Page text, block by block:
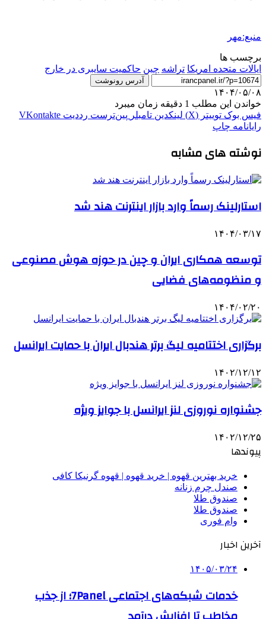
منبع:مهر
برچسب ها
ایالات متحده امریکا تراشه چین حاکمیت سایبری در خارج
آدرس رونوشت
۱۴۰۴/۰۵/۰۸
خواندن این مطلب 1 دقیقه زمان میبرد
فیس بوک توییتر (X) لینکدین ‫تامبلر ‫پین‌ترست ‫رددیت ‫VKontakte
رایانامه چاپ
نوشته های مشابه
استارلینک رسماً وارد بازار اینترنت هند شد
۱۴۰۴/۰۳/۱۷
توسعه همکاری ایران و چین در حوزه هوش مصنوعی
و منظومه‌های فضایی
۱۴۰۴/۰۲/۲۰
برگزاری اختتامیه لیگ برتر هندبال ایران با حمایت ایرانسل
۱۴۰۲/۱۲/۱۲
جشنواره نوروزی لنز ایرانسل با جوایز ویژه
۱۴۰۲/۱۲/۲۵
پیوندها
خرید بهترین قهوه | خرید قهوه | قهوه گرنیکا کافی
صندل چرم زنانه
صندوق طلا
صندوق طلا
وام فوری
آخرین اخبار
۱۴۰۵/۰۳/۲۴
خدمات شبکه‌های اجتماعی 7Panel؛ از جذب